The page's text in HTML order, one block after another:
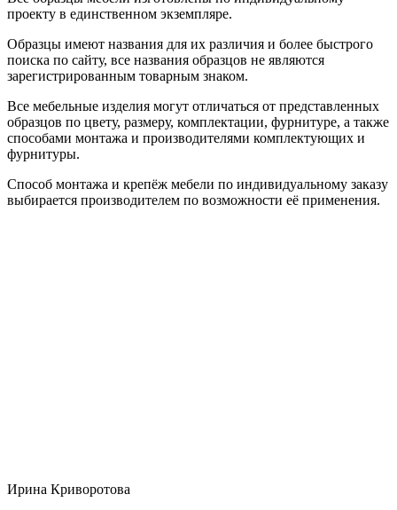
проекту в единственном экземпляре.
Образцы имеют названия для их различия и более быстрого
поиска по сайту, все названия образцов не являются
зарегистрированным товарным знаком.
Все мебельные изделия могут отличаться от представленных
образцов по цвету, размеру, комплектации, фурнитуре, а также
способами монтажа и производителями комплектующих и
фурнитуры.
Способ монтажа и крепёж мебели по индивидуальному заказу
выбирается производителем по возможности её применения.
Ирина Криворотова